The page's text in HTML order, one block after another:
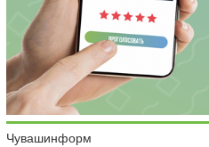
Чувашинформ